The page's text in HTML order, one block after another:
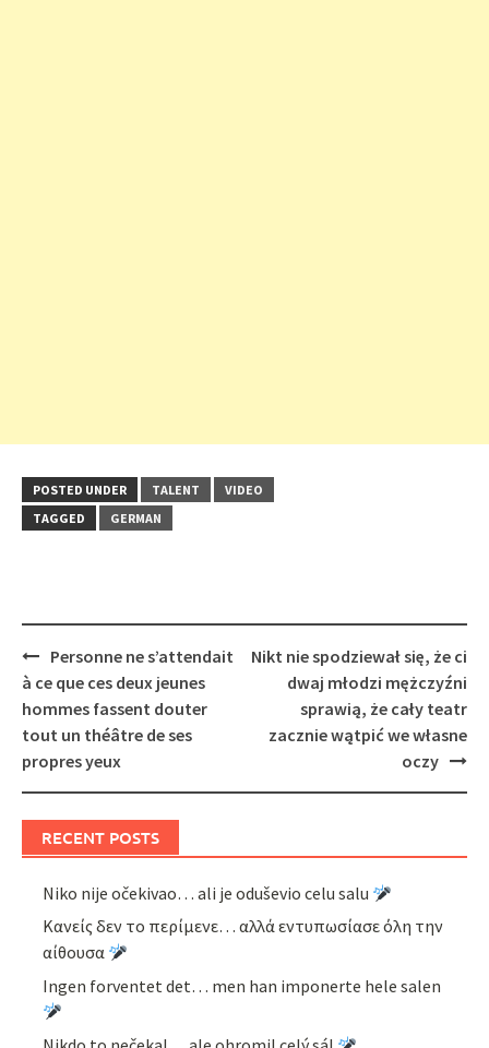
POSTED UNDER TALENT
VIDEO
TAGGED
GERMAN
Post
navigation
Personne ne s’attendait
à ce que ces deux jeunes
hommes fassent douter
tout un théâtre de ses
propres yeux
Nikt nie spodziewał się, że ci
dwaj młodzi mężczyźni
sprawią, że cały teatr
zacznie wątpić we własne
oczy
RECENT POSTS
Niko nije očekivao… ali je oduševio celu salu
Κανείς δεν το περίμενε… αλλά εντυπωσίασε όλη την
αίθουσα
Ingen forventet det… men han imponerte hele salen